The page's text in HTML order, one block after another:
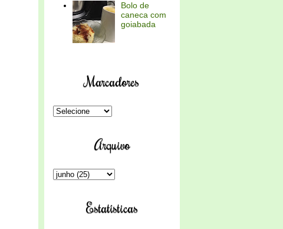
Bolo de
caneca com
goiabada
Marcadores
Arquivo
Estatísticas